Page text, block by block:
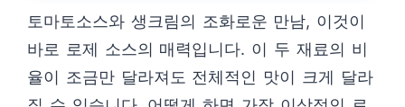
토마토소스와 생크림의 조화로운 만남, 이것이
바로 로제 소스의 매력입니다. 이 두 재료의 비
율이 조금만 달라져도 전체적인 맛이 크게 달라